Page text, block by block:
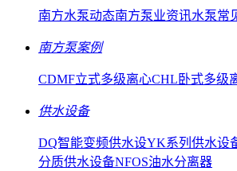
南方水泵动态南方泵业资讯水泵常
南方泵案例
CDMF立式多级离心CHL卧式多级
供水设备
DQ智能变频供水设YK系列供水设
分质供水设备NFOS油水分离器